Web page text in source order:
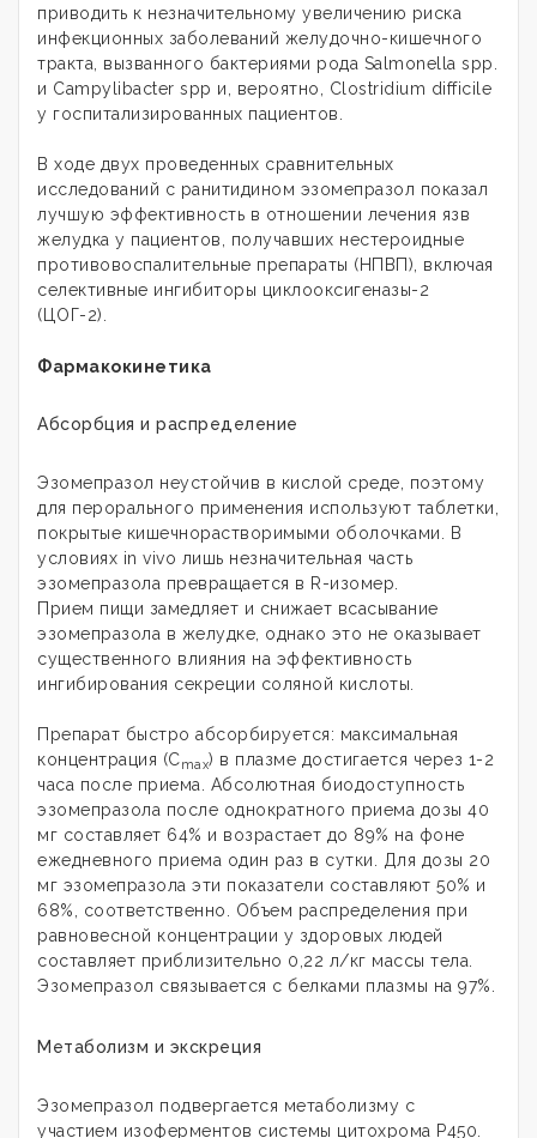
приводить к незначительному увеличению риска
инфекционных заболеваний желудочно-кишечного
тракта, вызванного бактериями рода Salmonella spp.
и Campylibacter spp и, вероятно, Clostridium difficile
у госпитализированных пациентов.
В ходе двух проведенных сравнительных
исследований с ранитидином эзомепразол показал
лучшую эффективность в отношении лечения язв
желудка у пациентов, получавших нестероидные
противовоспалительные препараты (НПВП), включая
селективные ингибиторы циклооксигеназы-2
(ЦОГ-2).
Фармакокинетика
Абсорбция и распределение
Эзомепразол неустойчив в кислой среде, поэтому
для перорального применения используют таблетки,
покрытые кишечнорастворимыми оболочками. В
условиях in vivo лишь незначительная часть
эзомепразола превращается в R-изомер.
Прием пищи замедляет и снижает всасывание
эзомепразола в желудке, однако это не оказывает
существенного влияния на эффективность
ингибирования секреции соляной кислоты.
Препарат быстро абсорбируется: максимальная
концентрация (Cmax) в плазме достигается через 1-2
часа после приема. Абсолютная биодоступность
эзомепразола после однократного приема дозы 40
мг составляет 64% и возрастает до 89% на фоне
ежедневного приема один раз в сутки. Для дозы 20
мг эзомепразола эти показатели составляют 50% и
68%, соответственно. Объем распределения при
равновесной концентрации у здоровых людей
составляет приблизительно 0,22 л/кг массы тела.
Эзомепразол связывается с белками плазмы на 97%.
Метаболизм и экскреция
Эзомепразол подвергается метаболизму с
участием изоферментов системы цитохрома Р450.